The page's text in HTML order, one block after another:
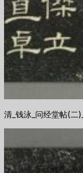
清_钱泳_问经堂帖(二